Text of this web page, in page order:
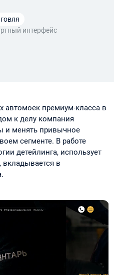
интерфейс
автомоек премиум-класса в
к делу компания
и менять привычное
сегменте. В работе
детейлинга, использует
вкладывается в